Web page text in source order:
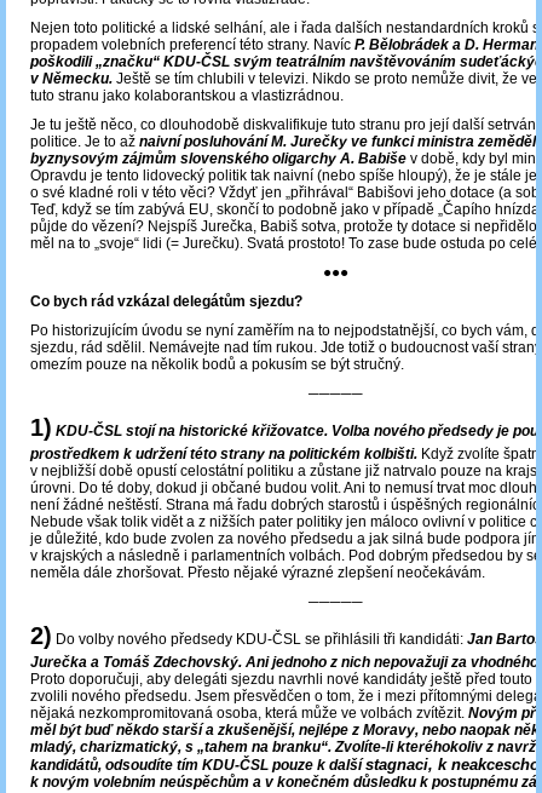
Nejen toto politické a lidské selhání, ale i řada dalších nestandardních kroků
propadem volebních preferencí této strany. Navíc P. Bělobrádek a D.
poškodili „značku“ KDU-ČSL svým teatrálním navštěvováním
v Německu. Ještě se tím chlubili v televizi. Nikdo se proto nemůže divit, že
tuto stranu jako kolaborantskou a vlastizrádnou.
Je tu ještě něco, co dlouhodobě diskvalifikuje tuto stranu pro její další
politice. Je to až naivní posluhování M. Jurečky ve funkci ministra
byznysovým zájmům slovenského oligarchy A. Babiše v době, kdy byl
Opravdu je tento lidovecký politik tak naivní (nebo spíše hloupý), že je stále
o své kladné roli v této věci? Vždyť jen „přihrával“ Babišovi jeho dotace (a
Teď, když se tím zabývá EU, skončí to podobně jako v případě „Čapího
půjde do vězení? Nejspíš Jurečka, Babiš sotva, protože ty dotace si
měl na to „svoje“ lidi (= Jurečku). Svatá prostoto! To zase bude ostuda po celé
●●●
Co bych rád vzkázal delegátům sjezdu?
Po historizujícím úvodu se nyní zaměřím na to nejpodstatnější, co bych vám,
sjezdu, rád sdělil. Nemávejte nad tím rukou. Jde totiž o budoucnost vaší
omezím pouze na několik bodů a pokusím se být stručný.
─────
1) KDU-ČSL stojí na historické křižovatce. Volba nového předsedy je
prostředkem k udržení této strany na politickém kolbišti. Když zvolíte
v nejbližší době opustí celostátní politiku a zůstane již natrvalo pouze na
úrovni. Do té doby, dokud ji občané budou volit. Ani to nemusí trvat moc
není žádné neštěstí. Strana má řadu dobrých starostů i úspěšných
Nebude však tolik vidět a z nižších pater politiky jen máloco ovlivní v politice
je důležité, kdo bude zvolen za nového předsedu a jak silná bude podpora
v krajských a následně i parlamentních volbách. Pod dobrým předsedou by
neměla dále zhoršovat. Přesto nějaké výrazné zlepšení neočekávám.
─────
2) Do volby nového předsedy KDU-ČSL se přihlásili tři kandidáti: Jan
Jurečka a Tomáš Zdechovský. Ani jednoho z nich nepovažuji za
Proto doporučuji, aby delegáti sjezdu navrhli nové kandidáty ještě před touto
zvolili nového předsedu. Jsem přesvědčen o tom, že i mezi přítomnými
nějaká nezkompromitovaná osoba, která může ve volbách zvítězit. Novým
měl být buď někdo starší a zkušenější, nejlépe z Moravy, nebo naopak
mladý, charizmatický, s „tahem na branku“. Zvolíte-li kteréhokoliv z
kandidátů, odsoudíte tím KDU-ČSL pouze k dalšístagnaci, k
k novým volebním neúspěchům a v konečném důsledku k postupnému